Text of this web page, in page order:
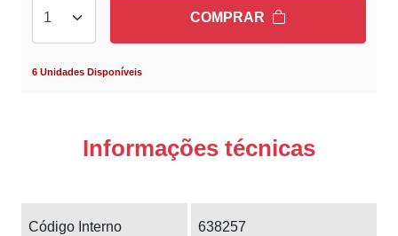
COMPRAR
6 Unidades Disponíveis
Informações técnicas
Código Interno 638257